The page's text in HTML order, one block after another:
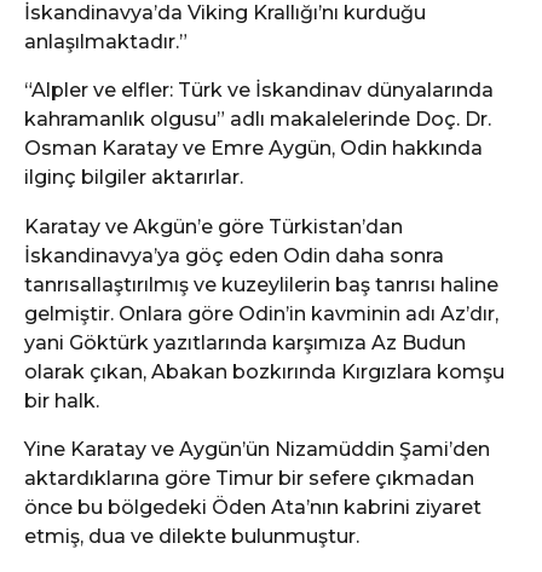
İskandinavya’da Viking Krallığı’nı kurduğu
anlaşılmaktadır.”
“Alpler ve elfler: Türk ve İskandinav dünyalarında
kahramanlık olgusu” adlı makalelerinde Doç. Dr.
Osman Karatay ve Emre Aygün, Odin hakkında
ilginç bilgiler aktarırlar.
Karatay ve Akgün’e göre Türkistan’dan
İskandinavya’ya göç eden Odin daha sonra
tanrısallaştırılmış ve kuzeylilerin baş tanrısı haline
gelmiştir. Onlara göre Odin’in kavminin adı Az’dır,
yani Göktürk yazıtlarında karşımıza Az Budun
olarak çıkan, Abakan bozkırında Kırgızlara komşu
bir halk.
Yine Karatay ve Aygün’ün Nizamüddin Şami’den
aktardıklarına göre Timur bir sefere çıkmadan
önce bu bölgedeki Öden Ata’nın kabrini ziyaret
etmiş, dua ve dilekte bulunmuştur.